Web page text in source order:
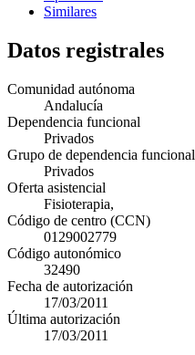
Similares
Datos registrales
Comunidad autónoma
Andalucía
Dependencia funcional
Privados
Grupo de dependencia funcional
Privados
Oferta asistencial
Fisioterapia,
Código de centro (CCN)
0129002779
Código autonómico
32490
Fecha de autorización
17/03/2011
Última autorización
17/03/2011